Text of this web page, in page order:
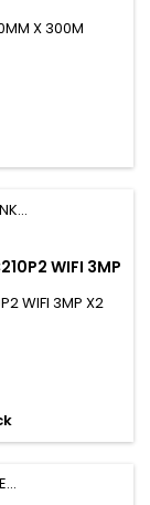
X 300M
WIFI 3MP
WIFI 3MP X2